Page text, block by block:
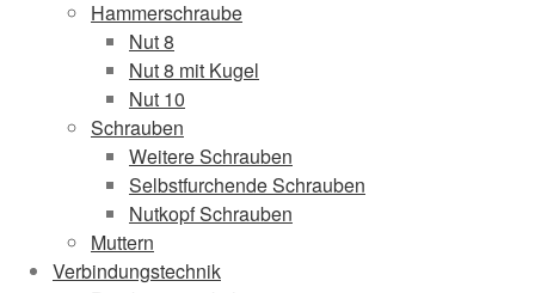
Hammerschraube
Nut 8
Nut 8 mit Kugel
Nut 10
Schrauben
Weitere Schrauben
Selbstfurchende Schrauben
Nutkopf Schrauben
Muttern
Verbindungstechnik